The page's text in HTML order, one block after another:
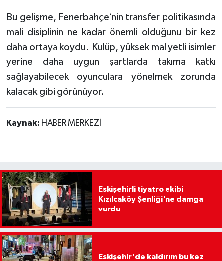
Bu gelişme, Fenerbahçe’nin transfer politikasında
mali disiplinin ne kadar önemli olduğunu bir kez
daha ortaya koydu. Kulüp, yüksek maliyetli isimler
yerine daha uygun şartlarda takıma katkı
sağlayabilecek oyunculara yönelmek zorunda
kalacak gibi görünüyor.
Kaynak: HABER MERKEZİ
Eskişehirli tiyatro ekibi
Kızılcaköy Şenliği'ne damga
vurdu
Eskişehir'de kaldırım bu kez